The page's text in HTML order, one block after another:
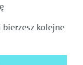
kolejne